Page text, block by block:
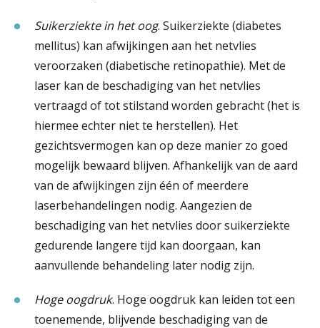
Suikerziekte in het oog. Suikerziekte (diabetes
mellitus) kan afwijkingen aan het netvlies
veroorzaken (diabetische retinopathie). Met de
laser kan de beschadiging van het netvlies
vertraagd of tot stilstand worden gebracht (het is
hiermee echter niet te herstellen). Het
gezichtsvermogen kan op deze manier zo goed
mogelijk bewaard blijven. Afhankelijk van de aard
van de afwijkingen zijn één of meerdere
laserbehandelingen nodig. Aangezien de
beschadiging van het netvlies door suikerziekte
gedurende langere tijd kan doorgaan, kan
aanvullende behandeling later nodig zijn.
Hoge oogdruk. Hoge oogdruk kan leiden tot een
toenemende, blijvende beschadiging van de